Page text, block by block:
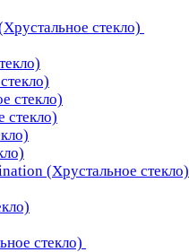
стекло)
стекло)
стекло)
(Хрустальное стекло)
стекло)